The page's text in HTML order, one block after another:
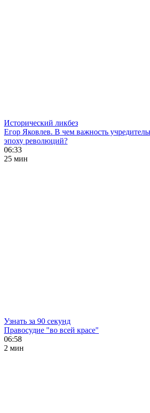
Исторический ликбез
Егор Яковлев. В чем важность
эпоху революций?
06:33
25 мин
Узнать за 90 секунд
Правосудие "во всей красе"
06:58
2 мин